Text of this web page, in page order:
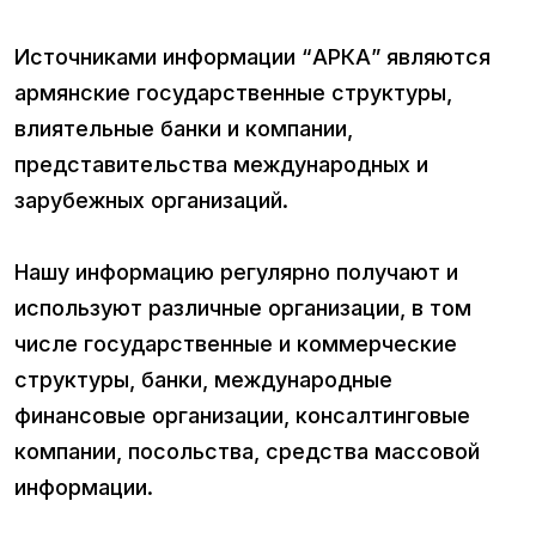
Источниками информации “АРКА” являются
армянские государственные структуры,
влиятельные банки и компании,
представительства международных и
зарубежных организаций.
Нашу информацию регулярно получают и
используют различные организации, в том
числе государственные и коммерческие
структуры, банки, международные
финансовые организации, консалтинговые
компании, посольства, средства массовой
информации.